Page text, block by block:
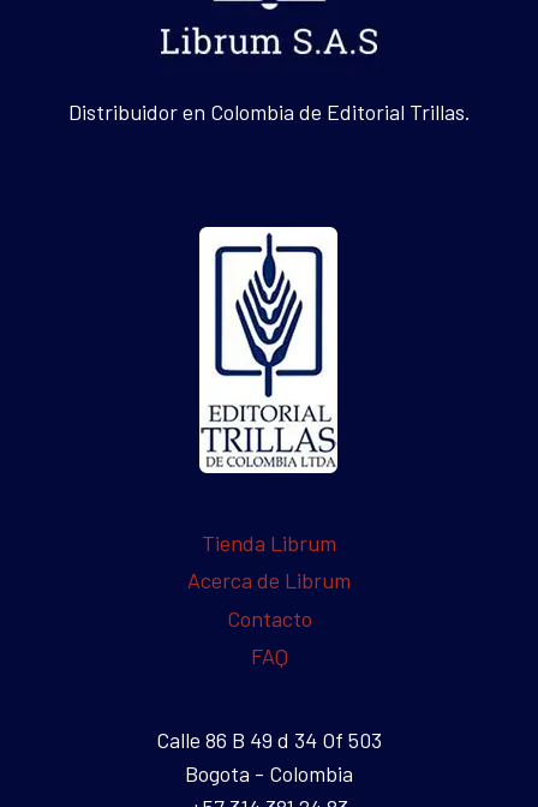
Distribuidor en Colombia de Editorial Trillas.
Tienda Librum
Acerca de Librum
Contacto
FAQ
Calle 86 B 49 d 34 Of 503
Bogota - Colombia